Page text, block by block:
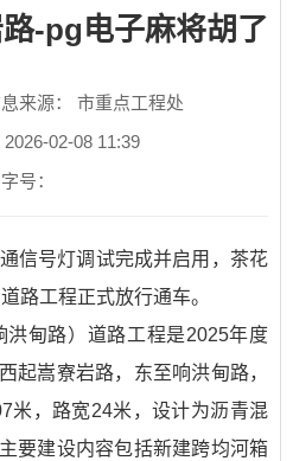
-pg电子麻将胡了
来源： 市重点工程处
02-08 11:39
字号：
信号灯调试完成并启用，茶花
路工程正式放行通车。
洪甸路）道路工程是2025年度
起嵩寮岩路，东至响洪甸路，
米，路宽24米，设计为沥青混
要建设内容包括新建跨均河箱